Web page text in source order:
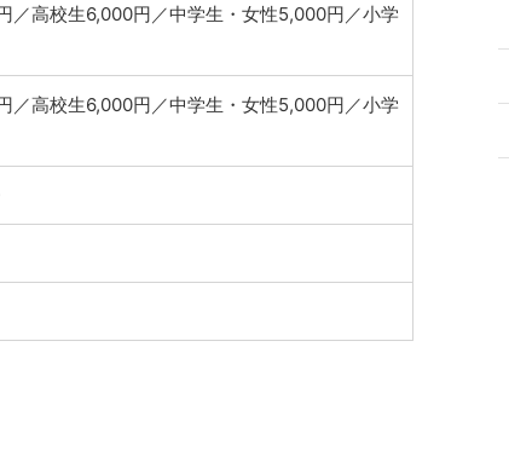
／高校生6,000円／中学生・女性5,000円／小学
／高校生6,000円／中学生・女性5,000円／小学